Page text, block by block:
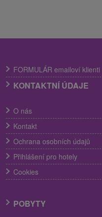
FORMULÁR emailoví klienti
KONTAKTNÍ ÚDAJE
O nás
Kontakt
Ochrana osobních údajů
Přihlášení pro hotely
Cookies
POBYTY